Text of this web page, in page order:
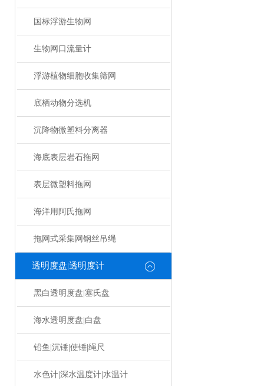
国标浮游生物网
生物网口流量计
浮游植物细胞收集筛网
底栖动物分选机
沉降物微塑料分离器
海底表层岩石拖网
表层微塑料拖网
海洋用阿氏拖网
拖网式采集网钢丝吊绳
透明度盘|透明度计
黑白透明度盘|塞氏盘
海水透明度盘|白盘
铅鱼|沉锤|使锤|绳尺
水色计|深水温度计|水温计